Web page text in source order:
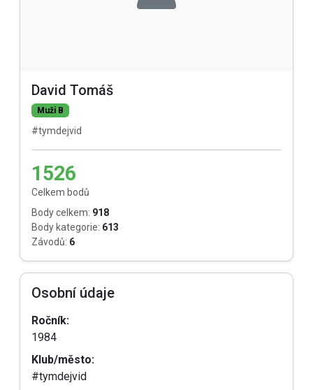
David Tomáš
Muži B
#tymdejvid
1526
Celkem bodů
Body celkem: 918
Body kategorie: 613
Závodů: 6
Osobní údaje
Ročník:
1984
Klub/město:
#tymdejvid